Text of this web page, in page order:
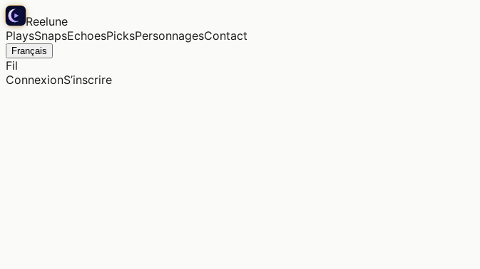
Reelune
PlaysSnapsEchoesPicksPersonnagesContact
Français
Fil
ConnexionS’inscrire